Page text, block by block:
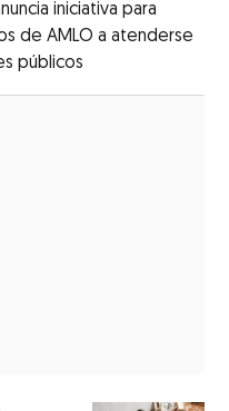
iniciativa para
de AMLO a atenderse
públicos